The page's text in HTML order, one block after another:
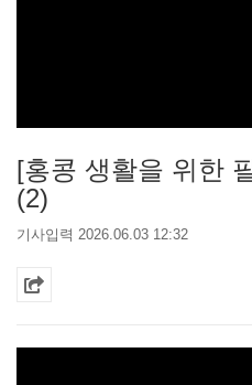
[홍콩 생활을 위한
(2)
기사입력 2026.06.03 12:32